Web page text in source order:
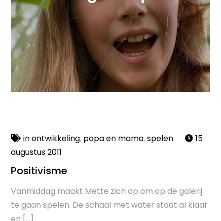
in ontwikkeling, papa en mama,spelen
15
augustus 2011
Positivisme
Vanmiddag maakt Mette zich op om op de galerij
te gaan spelen. De schaal met water staat al klaar